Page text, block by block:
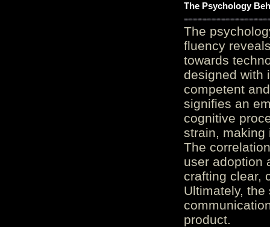
The Psychology
The
fluency
towards
designed with
competent
signifies an
cognitive
strain, making
The
user adoption
crafting clear,
Ultimately,
product.